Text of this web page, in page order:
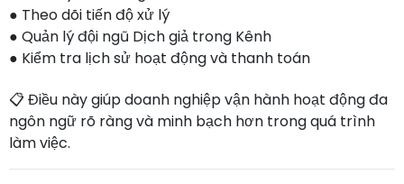
● Theo dõi tiến độ xử lý
● Quản lý đội ngũ Dịch giả trong Kênh
● Kiểm tra lịch sử hoạt động và thanh toán
📋 Điều này giúp doanh nghiệp vận hành hoạt động đa
ngôn ngữ rõ ràng và minh bạch hơn trong quá trình
làm việc.